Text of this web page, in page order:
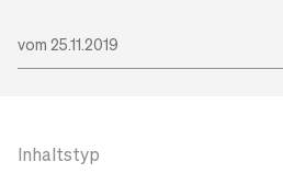
vom 25.11.2019
Inhaltstyp